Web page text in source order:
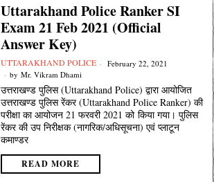
Uttarakhand Police Ranker SI
Exam 21 Feb 2021 (Official
Answer Key)
UTTARAKHAND POLICE
February 22, 2021
by Mr. Vikram Dhami
उत्तराखण्ड पुलिस (Uttarakhand Police) द्वारा आयोजित
उत्तराखण्ड पुलिस रेंकर (Uttarakhand Police Ranker) की
परीक्षा का आयोजन 21 फरवरी 2021 को किया गया। पुलिस
रेंकर की उप निरीक्षक (नागरिक/अधिसूचना) एवं प्लाटून
कमाण्डर
READ MORE